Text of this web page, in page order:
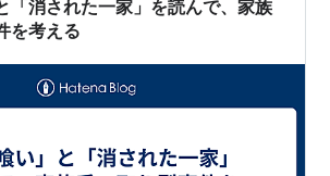
「消された一家」を読んで、家族
を考える